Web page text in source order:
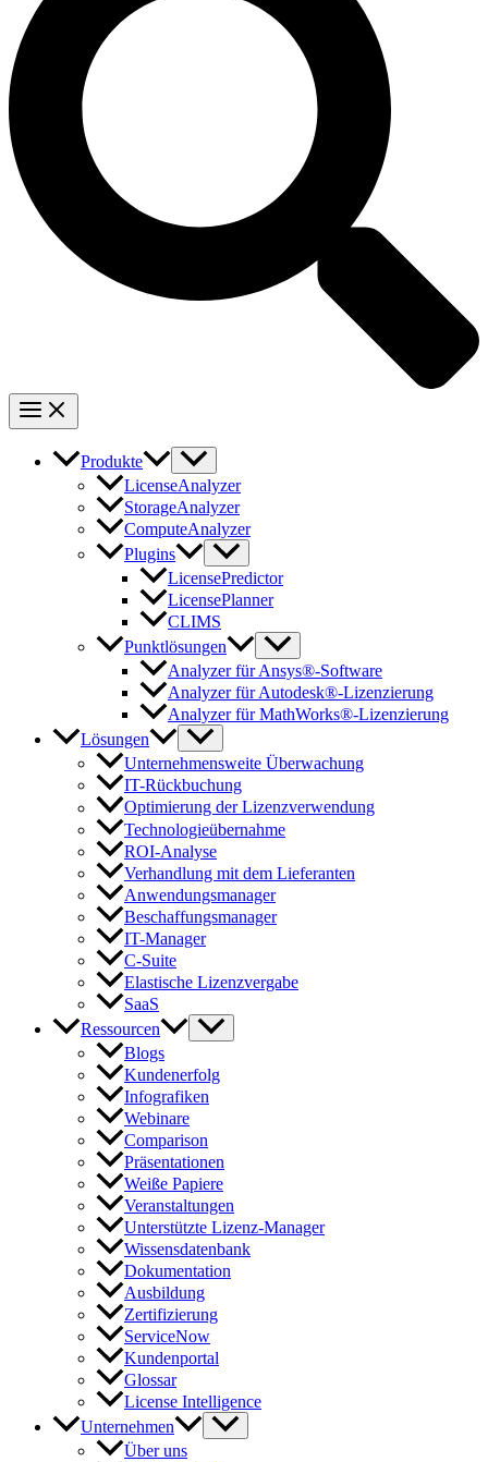
Produkte
LicenseAnalyzer
StorageAnalyzer
ComputeAnalyzer
Plugins
LicensePredictor
LicensePlanner
CLIMS
Punktlösungen
Analyzer für Ansys®-Software
Analyzer für Autodesk®-Lizenzierung
Analyzer für MathWorks®-Lizenzierung
Lösungen
Unternehmensweite Überwachung
IT-Rückbuchung
Optimierung der Lizenzverwendung
Technologieübernahme
ROI-Analyse
Verhandlung mit dem Lieferanten
Anwendungsmanager
Beschaffungsmanager
IT-Manager
C-Suite
Elastische Lizenzvergabe
SaaS
Ressourcen
Blogs
Kundenerfolg
Infografiken
Webinare
Comparison
Präsentationen
Weiße Papiere
Veranstaltungen
Unterstützte Lizenz-Manager
Wissensdatenbank
Dokumentation
Ausbildung
Zertifizierung
ServiceNow
Kundenportal
Glossar
License Intelligence
Unternehmen
Über uns